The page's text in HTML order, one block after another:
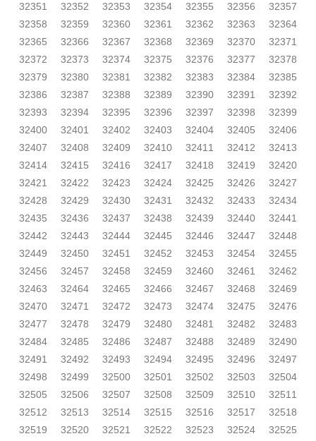
32351
32352 32353 32354 32355 32356
32357
32358
32359 32360 32361 32362 32363
32364
32365
32366 32367 32368 32369 32370
32371
32372
32373 32374 32375 32376 32377
32378
32379
32380 32381 32382 32383 32384
32385
32386
32387 32388 32389 32390 32391
32392
32393
32394 32395 32396 32397 32398
32399
32400
32401 32402 32403 32404 32405
32406
32407
32408 32409 32410 32411 32412
32413
32414
32415 32416 32417 32418 32419
32420
32421
32422 32423 32424 32425 32426
32427
32428
32429 32430 32431 32432 32433
32434
32435
32436 32437 32438 32439 32440
32441
32442
32443 32444 32445 32446 32447
32448
32449
32450 32451 32452 32453 32454
32455
32456
32457 32458 32459 32460 32461
32462
32463
32464 32465 32466 32467 32468
32469
32470
32471 32472 32473 32474 32475
32476
32477
32478 32479 32480 32481 32482
32483
32484
32485 32486 32487 32488 32489
32490
32491
32492 32493 32494 32495 32496
32497
32498
32499 32500 32501 32502 32503
32504
32505
32506 32507 32508 32509 32510
32511
32512
32513 32514 32515 32516 32517
32518
32519
32520 32521 32522 32523 32524
32525